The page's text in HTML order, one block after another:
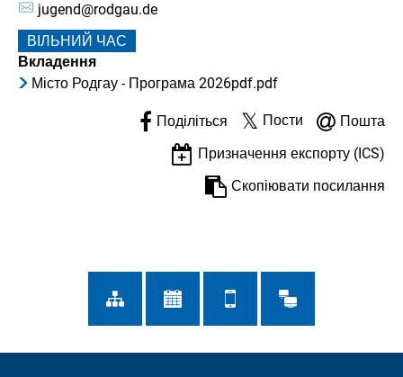
jugend@rodgau.de
ВІЛЬНИЙ ЧАС
Вкладення
Місто Родгау - Програма 2026pdf.pdf
Поділіться Пости
Пошта
Призначення експорту (ICS)
Скопіювати посилання